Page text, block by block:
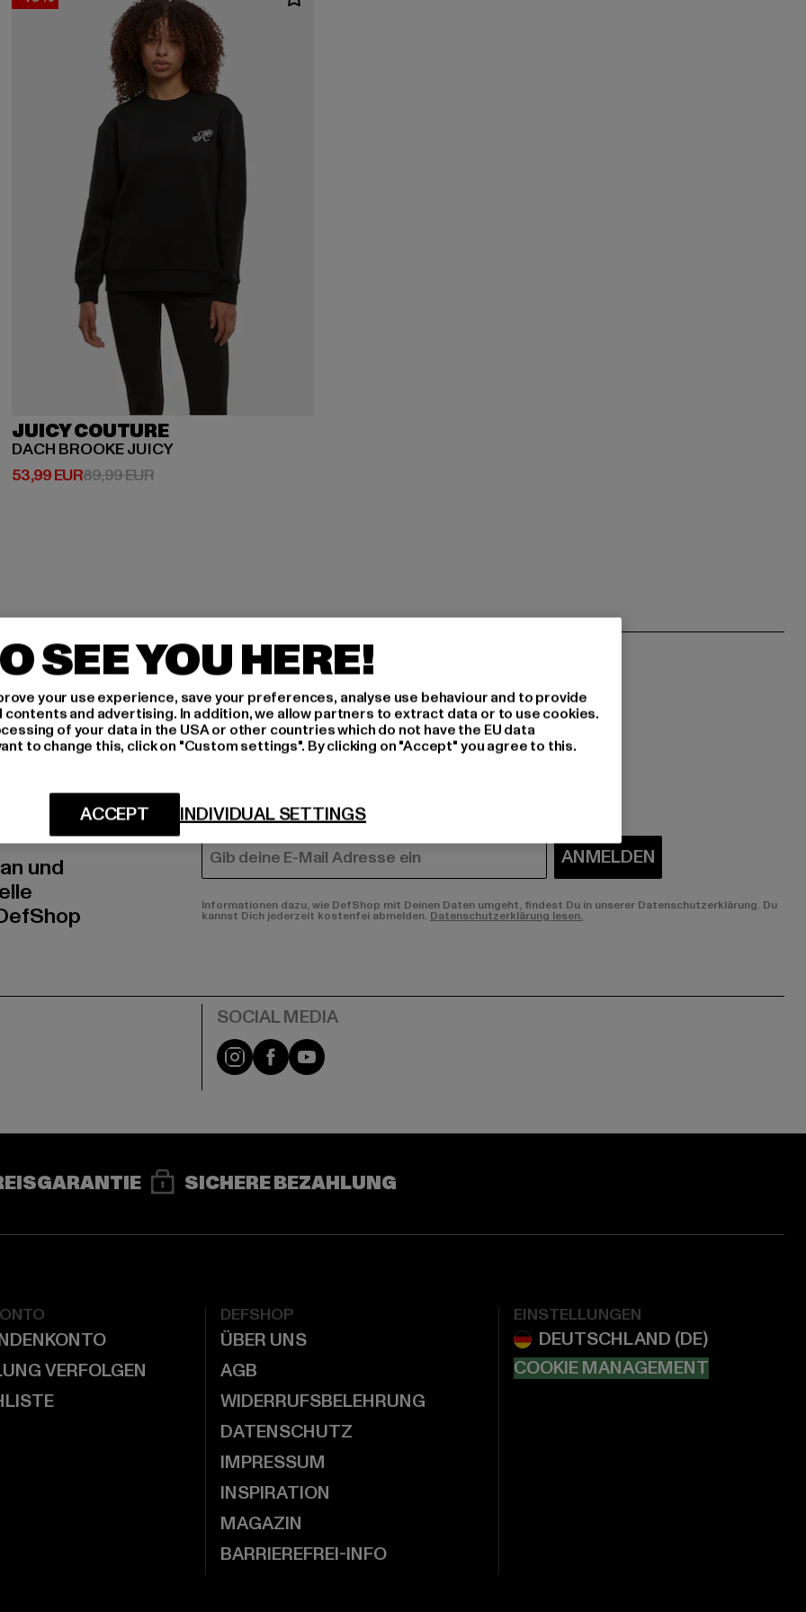
JUICY COUTURE
DACH BROOKE JUICY
53,99 EUR
Derzeitiger Preis: 53,99 EUR
89,99 EURAktionspreis: 89,99 EUR
AN,
und
FRAUEN
E-MAIL ANMELDEN
Informationen dazu, wie DefShop mit Deinen Daten umgeht, findest Du in unserer Datenschutzerklärung. Du
kannst Dich jederzeit kostenfei abmelden. Datenschutzerklärung lesen.
Instagram
FacebookYouTube
SICHERE BEZAHLUNG
VERFOLGEN
DEFSHOP
ÜBER UNS
AGB
WIDERRUFSBELEHRUNG
DATENSCHUTZ
IMPRESSUM
INSPIRATION
MAGAZIN
BARRIEREFREI-INFO
EINSTELLUNGEN
COOKIE MANAGEMENT
SEE YOU HERE!
your use experience, save your preferences, analyse use behaviour and to provide
and advertising. In addition, we allow partners to extract data or to use cookies.
of your data in the USA or other countries which do not have the EU data
to change this, click on "Custom settings". By clicking on "Accept" you agree to this.
INDIVIDUAL SETTINGS
ACCEPT